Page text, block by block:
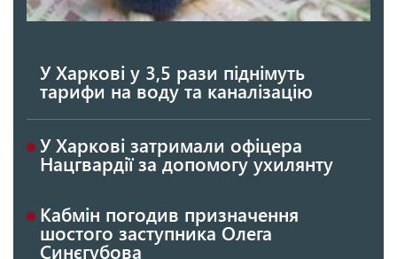
У Харкові у 3,5 рази піднімуть
тарифи на воду та каналізацію
У Харкові затримали офіцера
Нацгвардії за допомогу ухилянту
Кабмін погодив призначення
шостого заступника Олега
Синєгубова